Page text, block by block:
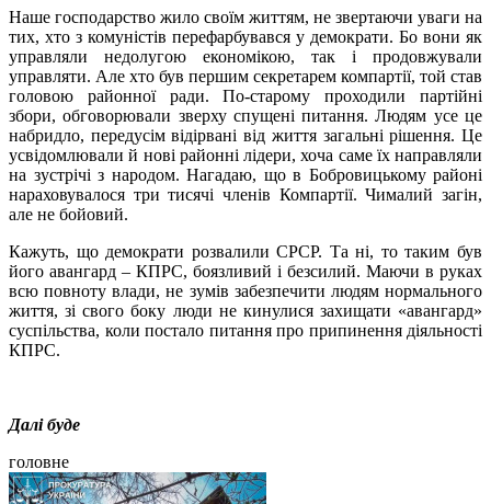
Наше господарство жило своїм життям, не звертаючи уваги на
тих, хто з комуністів перефарбувався у демократи. Бо вони як
управляли недолугою економікою, так і продовжували
управляти. Але хто був першим секретарем компартії, той став
головою районної ради. По-старому проходили партійні
збори, обговорювали зверху спущені питання. Людям усе це
набридло, передусім відірвані від життя загальні рішення. Це
усвідомлювали й нові районні лідери, хоча саме їх направляли
на зустрічі з народом. Нагадаю, що в Бобровицькому районі
нараховувалося три тисячі членів Компартії. Чималий загін,
але не бойовий.
Кажуть, що демократи розвалили СРСР. Та ні, то таким був
його авангард – КПРС, боязливий і безсилий. Маючи в руках
всю повноту влади, не зумів забезпечити людям нормального
життя, зі свого боку люди не кинулися захищати «авангард»
суспільства, коли постало питання про припинення діяльності
КПРС.
Далі буде
головне